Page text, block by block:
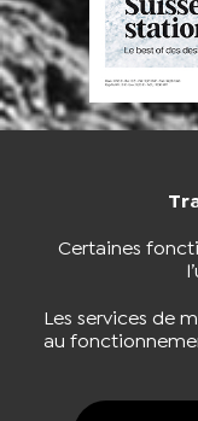
Certaines
Les services de
au